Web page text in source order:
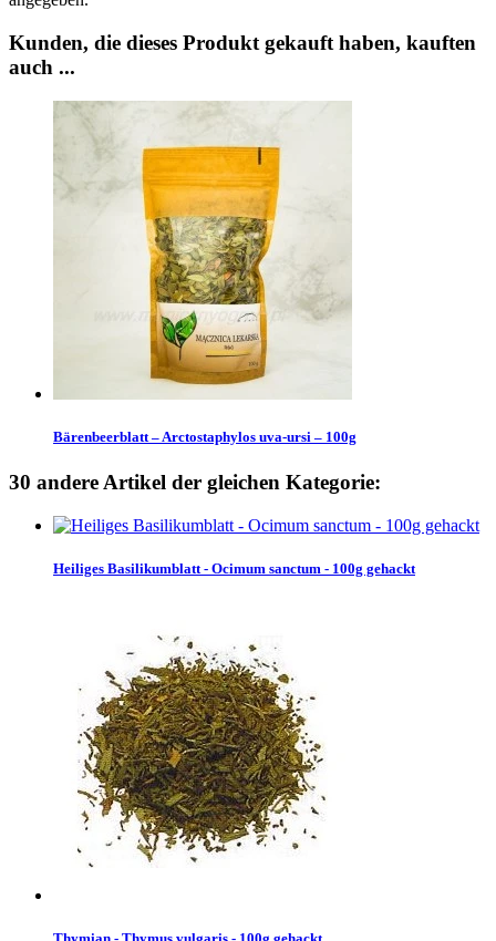
Kunden, die dieses Produkt gekauft haben, kauften
auch ...
Bärenbeerblatt – Arctostaphylos uva-ursi – 100g
30 andere Artikel der gleichen Kategorie:
Heiliges Basilikumblatt - Ocimum sanctum - 100g gehackt